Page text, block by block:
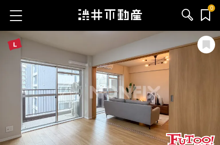
0
お気に入り物件 お問い合わせ
サービス内容
渋井不動産のメンバー